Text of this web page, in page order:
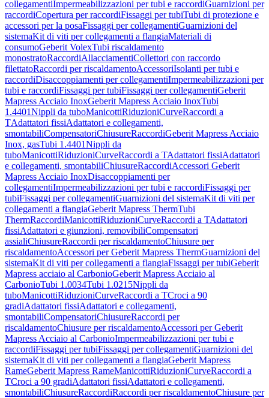
collegamentiImpermeabilizzazioni per tubi e raccordiGuarnizioni per
raccordiCopertura per raccordiFissaggi per tubiTubi di protezione e
accessori per la posaFissaggi per collegamentiGuarnizioni del
sistemaKit di viti per collegamenti a flangiaMateriali di
consumoGeberit VolexTubi riscaldamento
monostratoRaccordiAllacciamentiCollettori con raccordo
filettatoRaccordi per riscaldamentoAccessoriIsolanti per tubi e
raccordiDisaccoppiamenti per collegamentiImpermeabilizzazioni per
tubi e raccordiFissaggi per tubiFissaggi per collegamentiGeberit
Mapress Acciaio InoxGeberit Mapress Acciaio InoxTubi
1.4401Nippli da tuboManicottiRiduzioniCurveRaccordi a
TAdattatori fissiAdattatori e collegamenti,
smontabiliCompensatoriChiusureRaccordiGeberit Mapress Acciaio
Inox, gasTubi 1.4401Nippli da
tuboManicottiRiduzioniCurveRaccordi a TAdattatori fissiAdattatori
e collegamenti, smontabiliChiusureRaccordiAccessori Geberit
Mapress Acciaio InoxDisaccoppiamenti per
collegamentiImpermeabilizzazioni per tubi e raccordiFissaggi per
tubiFissaggi per collegamentiGuarnizioni del sistemaKit di viti per
collegamenti a flangiaGeberit Mapress ThermTubi
ThermRaccordiManicottiRiduzioniCurveRaccordi a TAdattatori
fissiAdattatori e giunzioni, removibiliCompensatori
assialiChiusureRaccordi per riscaldamentoChiusure per
riscaldamentoAccessori per Geberit Mapress ThermGuarnizioni del
sistemaKit di viti per collegamenti a flangiaFissaggi per tubiGeberit
Mapress acciaio al CarbonioGeberit Mapress Acciaio al
CarbonioTubi 1.0034Tubi 1.0215Nippli da
tuboManicottiRiduzioniCurveRaccordi a TCroci a 90
gradiAdattatori fissiAdattatori e collegamenti,
smontabiliCompensatoriChiusureRaccordi per
riscaldamentoChiusure per riscaldamentoAccessori per Geberit
Mapress Acciaio al CarbonioImpermeabilizzazioni per tubi e
raccordiFissaggi per tubiFissaggi per collegamentiGuarnizioni del
sistemaKit di viti per collegamenti a flangiaGeberit Mapress
RameGeberit Mapress RameManicottiRiduzioniCurveRaccordi a
TCroci a 90 gradiAdattatori fissiAdattatori e collegamenti,
smontabiliChiusureRaccordiRaccordi per riscaldamentoChiusure per